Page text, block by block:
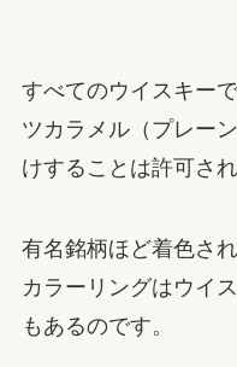
すべてのウイスキー
ツカラメル（プレー
けすることは許可され
有名銘柄ほど着色さ
カラーリングはウイ
もあるのです。